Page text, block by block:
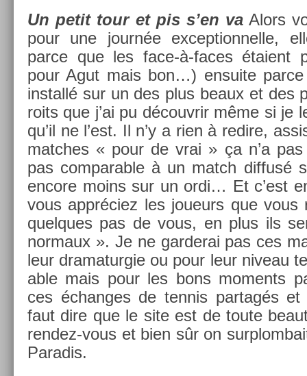
Un petit tour et pis s’en va Alors
pour une journée ex­cep­tion­nelle,
parce que les face-à-faces étaient
pour Agut mais bon…) en­suite
in­stallé sur un des plus beaux et des
roits que j’ai pu découv­rir même si je
qu’il ne l’est. Il n’y a rien à re­dire,
matches « pour de vrai » ça n’a
pas com­par­able à un match dif­fusé
en­core moins sur un ordi… Et c’est
vous appréciez les joueurs que vous
quel­ques pas de vous, en plus ils
nor­maux ». Je ne gar­derai pas ces
leur dramatur­gie ou pour leur niveau
able mais pour les bons mo­ments
ces échan­ges de ten­nis par­tagés
faut dire que le site est de toute
rendez-vous et bien sûr on
Para­dis.